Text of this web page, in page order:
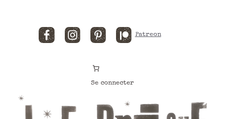
FacebookInstagramPinterestPatreon
Se connecter